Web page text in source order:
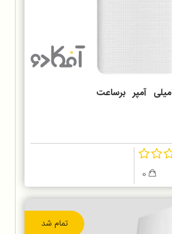
پاور بانک 10000میلی آمپر برساعت
تمام شد